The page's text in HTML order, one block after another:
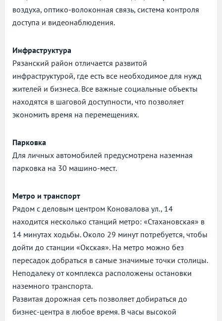
воздуха, оптико-волоконная связь, система контроля
доступа и видеонаблюдения.
Инфраструктура
Рязанский район отличается развитой
инфраструктурой, где есть все необходимое для нужд
жителей и бизнеса. Все важные социальные объекты
находятся в шаговой доступности, что позволяет
экономить время на перемещениях.
Парковка
Для личных автомобилей предусмотрена наземная
парковка на 30 машино-мест.
Метро и транспорт
Рядом с деловым центром Коновалова ул., 14
находится несколько станций метро: «Стахановская» в
14 минутах ходьбы. Около 29 минут потребуется, чтобы
дойти до станции «Окская». На метро можно без
пересадок добраться в самые значимые точки столицы.
Неподалеку от комплекса расположены остановки
наземного транспорта.
Развитая дорожная сеть позволяет добираться до
бизнес-центра в любое время. В часы высокой